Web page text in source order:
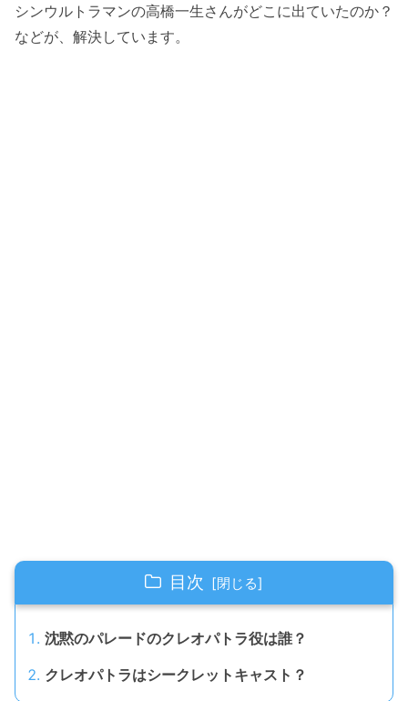
シンウルトラマンの高橋一生さんがどこに出ていたのか？
などが、解決しています。
目次
沈黙のパレードのクレオパトラ役は誰？
クレオパトラはシークレットキャスト？